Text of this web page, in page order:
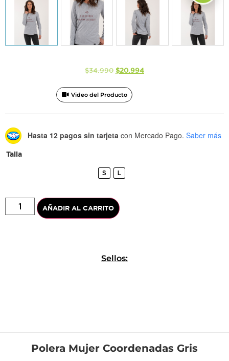
$34.990 $20.994
Video del Producto
Hasta 12 pagos sin tarjeta con Mercado Pago. Saber más
Talla
S L
AÑADIR AL CARRITO
Sellos:
Polera Mujer Coordenadas Gris